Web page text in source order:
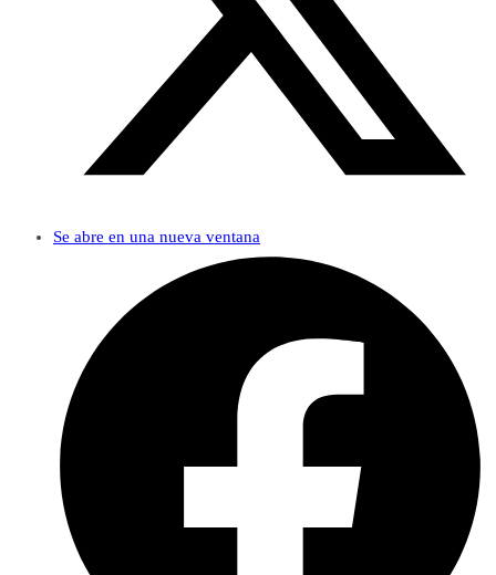
Se abre en una nueva ventana